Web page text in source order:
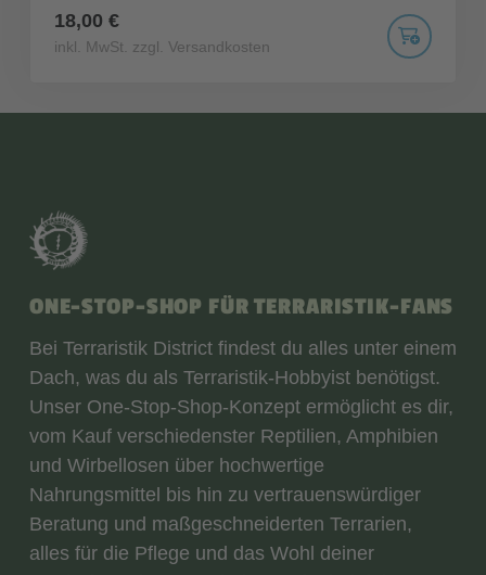
18,00 €
inkl. MwSt. zzgl. Versandkosten
ONE-STOP-SHOP FÜR TERRARISTIK-FANS
Bei Terraristik District findest du alles unter einem
Dach, was du als Terraristik-Hobbyist benötigst.
Unser One-Stop-Shop-Konzept ermöglicht es dir,
vom Kauf verschiedenster Reptilien, Amphibien
und Wirbellosen über hochwertige
Nahrungsmittel bis hin zu vertrauenswürdiger
Beratung und maßgeschneiderten Terrarien,
alles für die Pflege und das Wohl deiner